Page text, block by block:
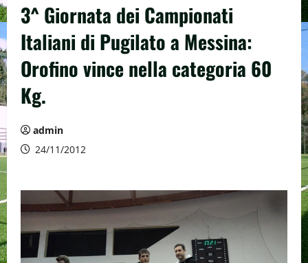
3^ Giornata dei Campionati
Italiani di Pugilato a Messina:
Orofino vince nella categoria 60
Kg.
admin
24/11/2012